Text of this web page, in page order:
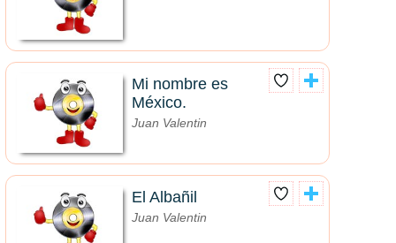
Mi nombre es
México.
Juan Valentin
El Albañil
Juan Valentin